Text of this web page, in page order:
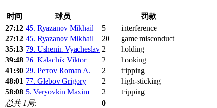
时间 球员
罚款
27:12 45. Ryazanov Mikhail 5
interference
27:12 45. Ryazanov Mikhail 20
game misconduct
35:13 79. Ushenin Vyacheslav 2
holding
39:48 26. Kalachik Viktor 2
hooking
41:30 29. Petrov Roman A. 2
tripping
48:01 77. Glebov Grigory 2
high-sticking
58:08 5. Veryovkin Maxim 2
tripping
总共 1局:
0